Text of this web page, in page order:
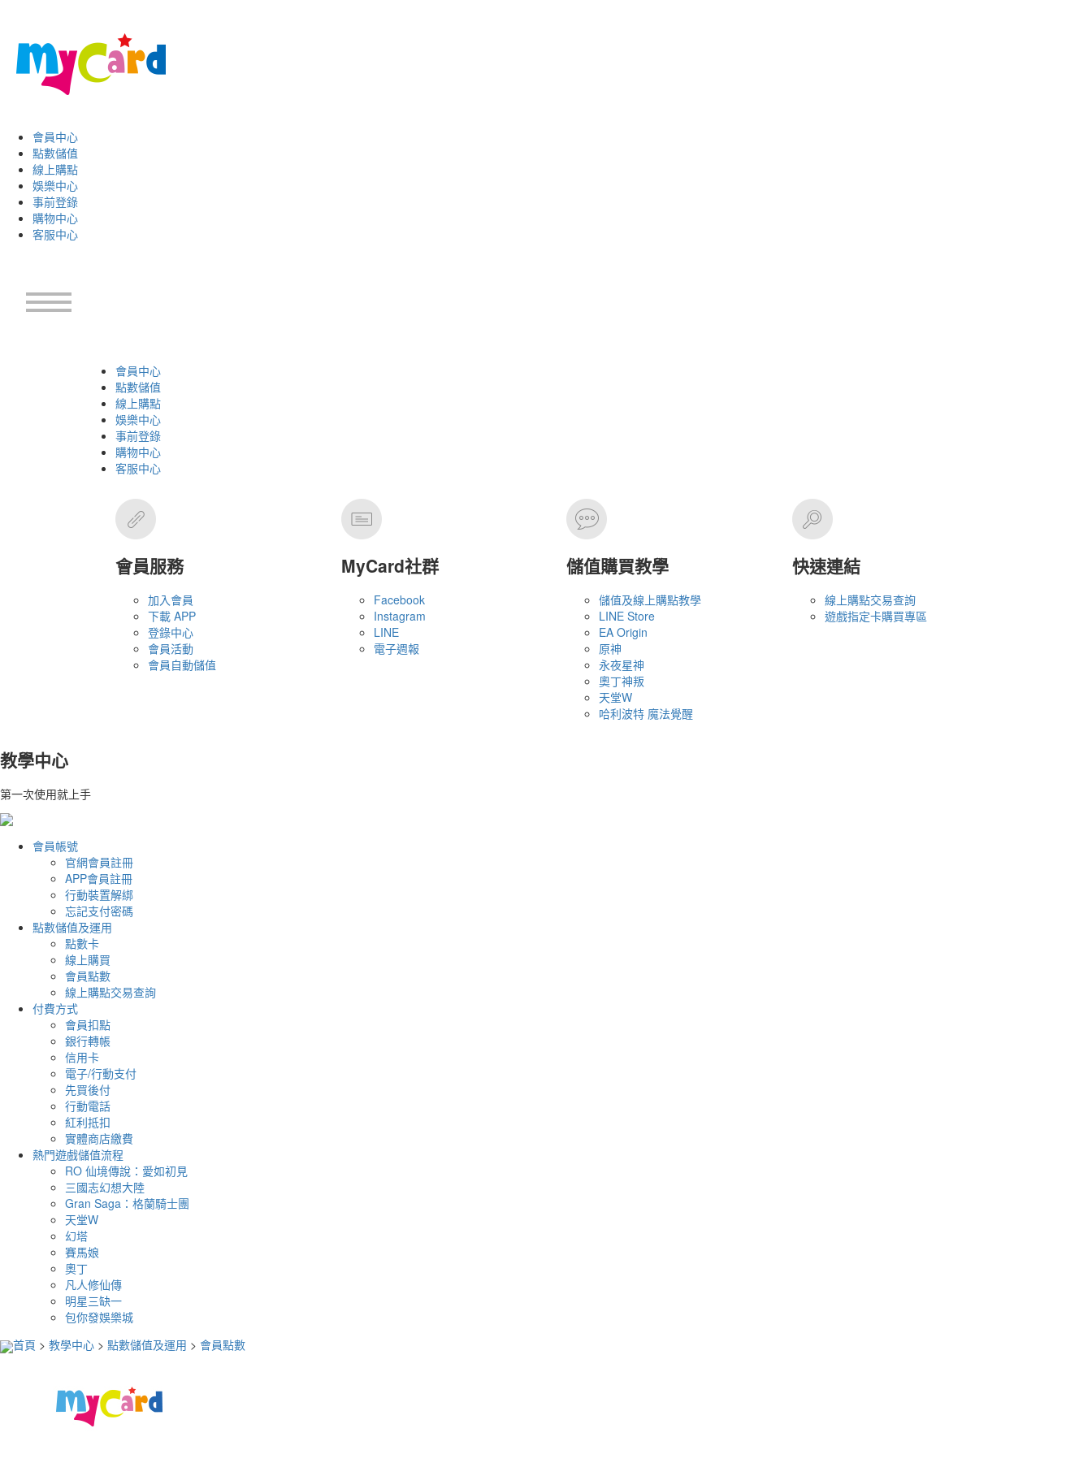
會員中心
點數儲值
線上購點
娛樂中心
事前登錄
購物中心
客服中心
會員中心
點數儲值
線上購點
娛樂中心
事前登錄
購物中心
客服中心
會員服務
加入會員
下載 APP
登錄中心
會員活動
會員自動儲值
MyCard社群
Facebook
Instagram
LINE
電子週報
儲值購買教學
儲值及線上購點教學
LINE Store
EA Origin
原神
永夜星神
奧丁神叛
天堂W
哈利波特 魔法覺醒
快速連結
線上購點交易查詢
遊戲指定卡購買專區
教學中心
第一次使用就上手
會員帳號
官網會員註冊
APP會員註冊
行動裝置解綁
忘記支付密碼
點數儲值及運用
點數卡
線上購買
會員點數
線上購點交易查詢
付費方式
會員扣點
銀行轉帳
信用卡
電子/行動支付
先買後付
行動電話
紅利抵扣
實體商店繳費
熱門遊戲儲值流程
RO 仙境傳說：愛如初見
三國志幻想大陸
Gran Saga：格蘭騎士團
天堂W
幻塔
賽馬娘
奧丁
凡人修仙傳
明星三缺一
包你發娛樂城
首頁 > 教學中心 > 點數儲值及運用 > 會員點數